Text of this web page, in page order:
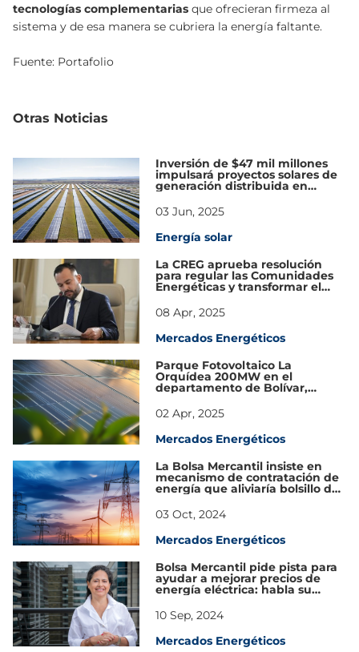
tecnologías complementarias que ofrecieran firmeza al
sistema y de esa manera se cubriera la energía faltante.
Fuente: Portafolio
Otras Noticias
Inversión de $47 mil millones
impulsará proyectos solares de
generación distribuida en
03 Jun, 2025
Energía solar
La CREG aprueba resolución
para regular las Comunidades
Energéticas y transformar el
08 Apr, 2025
Mercados Energéticos
Parque Fotovoltaico La
Orquídea 200MW en el
departamento de Bolívar,
parte de ANLA
02 Apr, 2025
Mercados Energéticos
La Bolsa Mercantil insiste en
mecanismo de contratación de
energía que aliviaría bolsillo de
03 Oct, 2024
Mercados Energéticos
Bolsa Mercantil pide pista para
ayudar a mejorar precios de
energía eléctrica: habla su
10 Sep, 2024
Mercados Energéticos